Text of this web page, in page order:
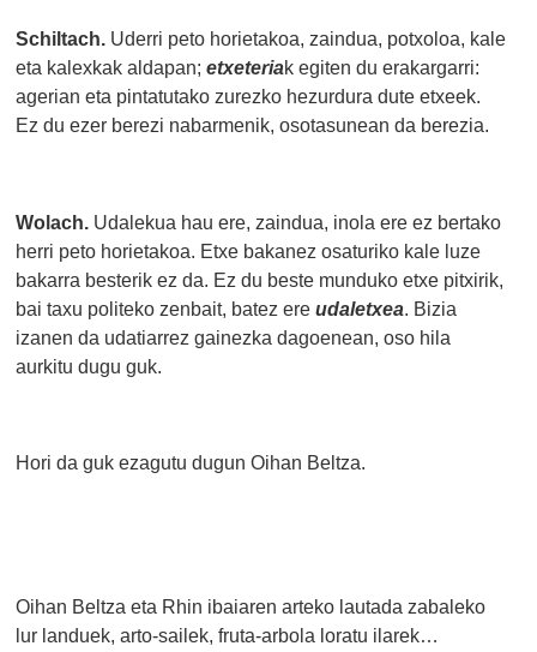
Schiltach. Uderri peto horietakoa, zaindua, potxoloa, kale
eta kalexkak aldapan;etxeteriak egiten du erakargarri:
agerian eta pintatutako zurezko hezurdura dute etxeek.
Ez du ezer berezi nabarmenik, osotasunean da berezia.
Wolach. Udalekua hau ere, zaindua, inola ere ez bertako
herri peto horietakoa. Etxe bakanez osaturiko kale luze
bakarra besterik ez da. Ez du beste munduko etxe pitxirik,
bai taxu politeko zenbait, batez ereudaletxea . Bizia
izanen da udatiarrez gainezka dagoenean, oso hila
aurkitu dugu guk.
Hori da guk ezagutu dugun Oihan Beltza.
Oihan Beltza eta Rhin ibaiaren arteko lautada zabaleko
lur landuek, arto-sailek, fruta-arbola loratu ilarek…